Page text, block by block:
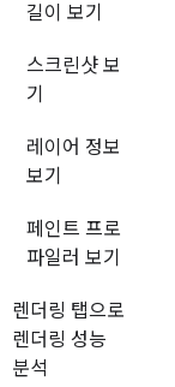
길이 보기
스크린샷 보
기
레이어 정보
보기
페인트 프로
파일러 보기
렌더링 탭으로
렌더링 성능
분석